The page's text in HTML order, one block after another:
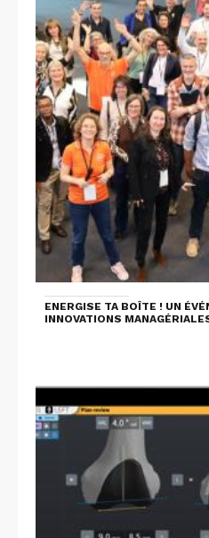
ENERGISE TA BOÎTE ! UN
INNOVATIONS